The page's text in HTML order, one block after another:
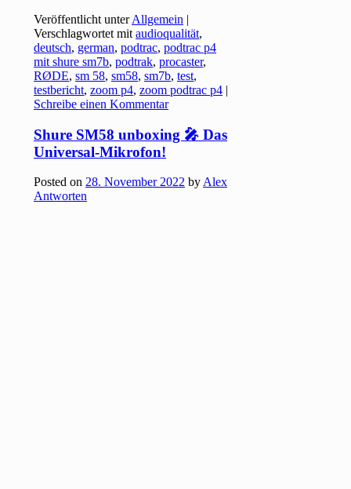
Veröffentlicht unter Allgemein |
Verschlagwortet mit audioqualität,
deutsch, german,podtrac,podtrac p4
mit shure sm7b,podtrak,procaster,
RØDE,sm 58,sm58,sm7b,test,
testbericht,zoom p4,zoom podtrac p4 |
Schreibe einen Kommentar
Shure SM58 unboxing 🎤 Das
Universal-Mikrofon!
Posted on 28. November 2022 by Alex
Antworten